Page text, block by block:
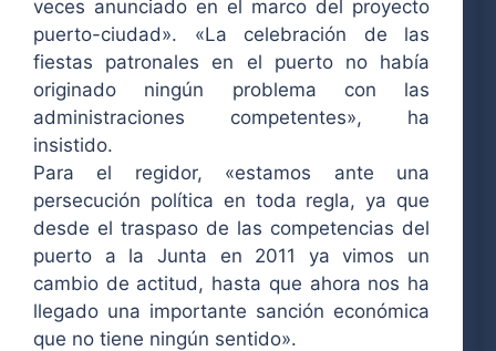
veces anunciado en el marco del proyecto
puerto-ciudad». «La celebración de las
fiestas patronales en el puerto no había
originado ningún problema con las
administraciones competentes», ha
insistido.
Para el regidor, «estamos ante una
persecución política en toda regla, ya que
desde el traspaso de las competencias del
puerto a la Junta en 2011 ya vimos un
cambio de actitud, hasta que ahora nos ha
llegado una importante sanción económica
que no tiene ningún sentido».